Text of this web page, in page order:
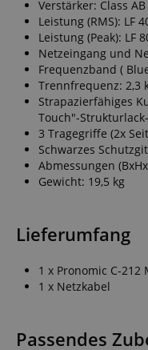
Verstärker: Class AB
Leistung (RMS): LF
Leistung (Peak): LF
Netzeingang und
Frequenzband (
Trennfrequenz: 2,3
Strapazierfähiges
Touch"-
3 Tragegriffe (2x
Schwarzes
Abmessungen
Gewicht: 19,5 kg
Lieferumfang
1 x Pronomic C-212
1 x Netzkabel
Passendes